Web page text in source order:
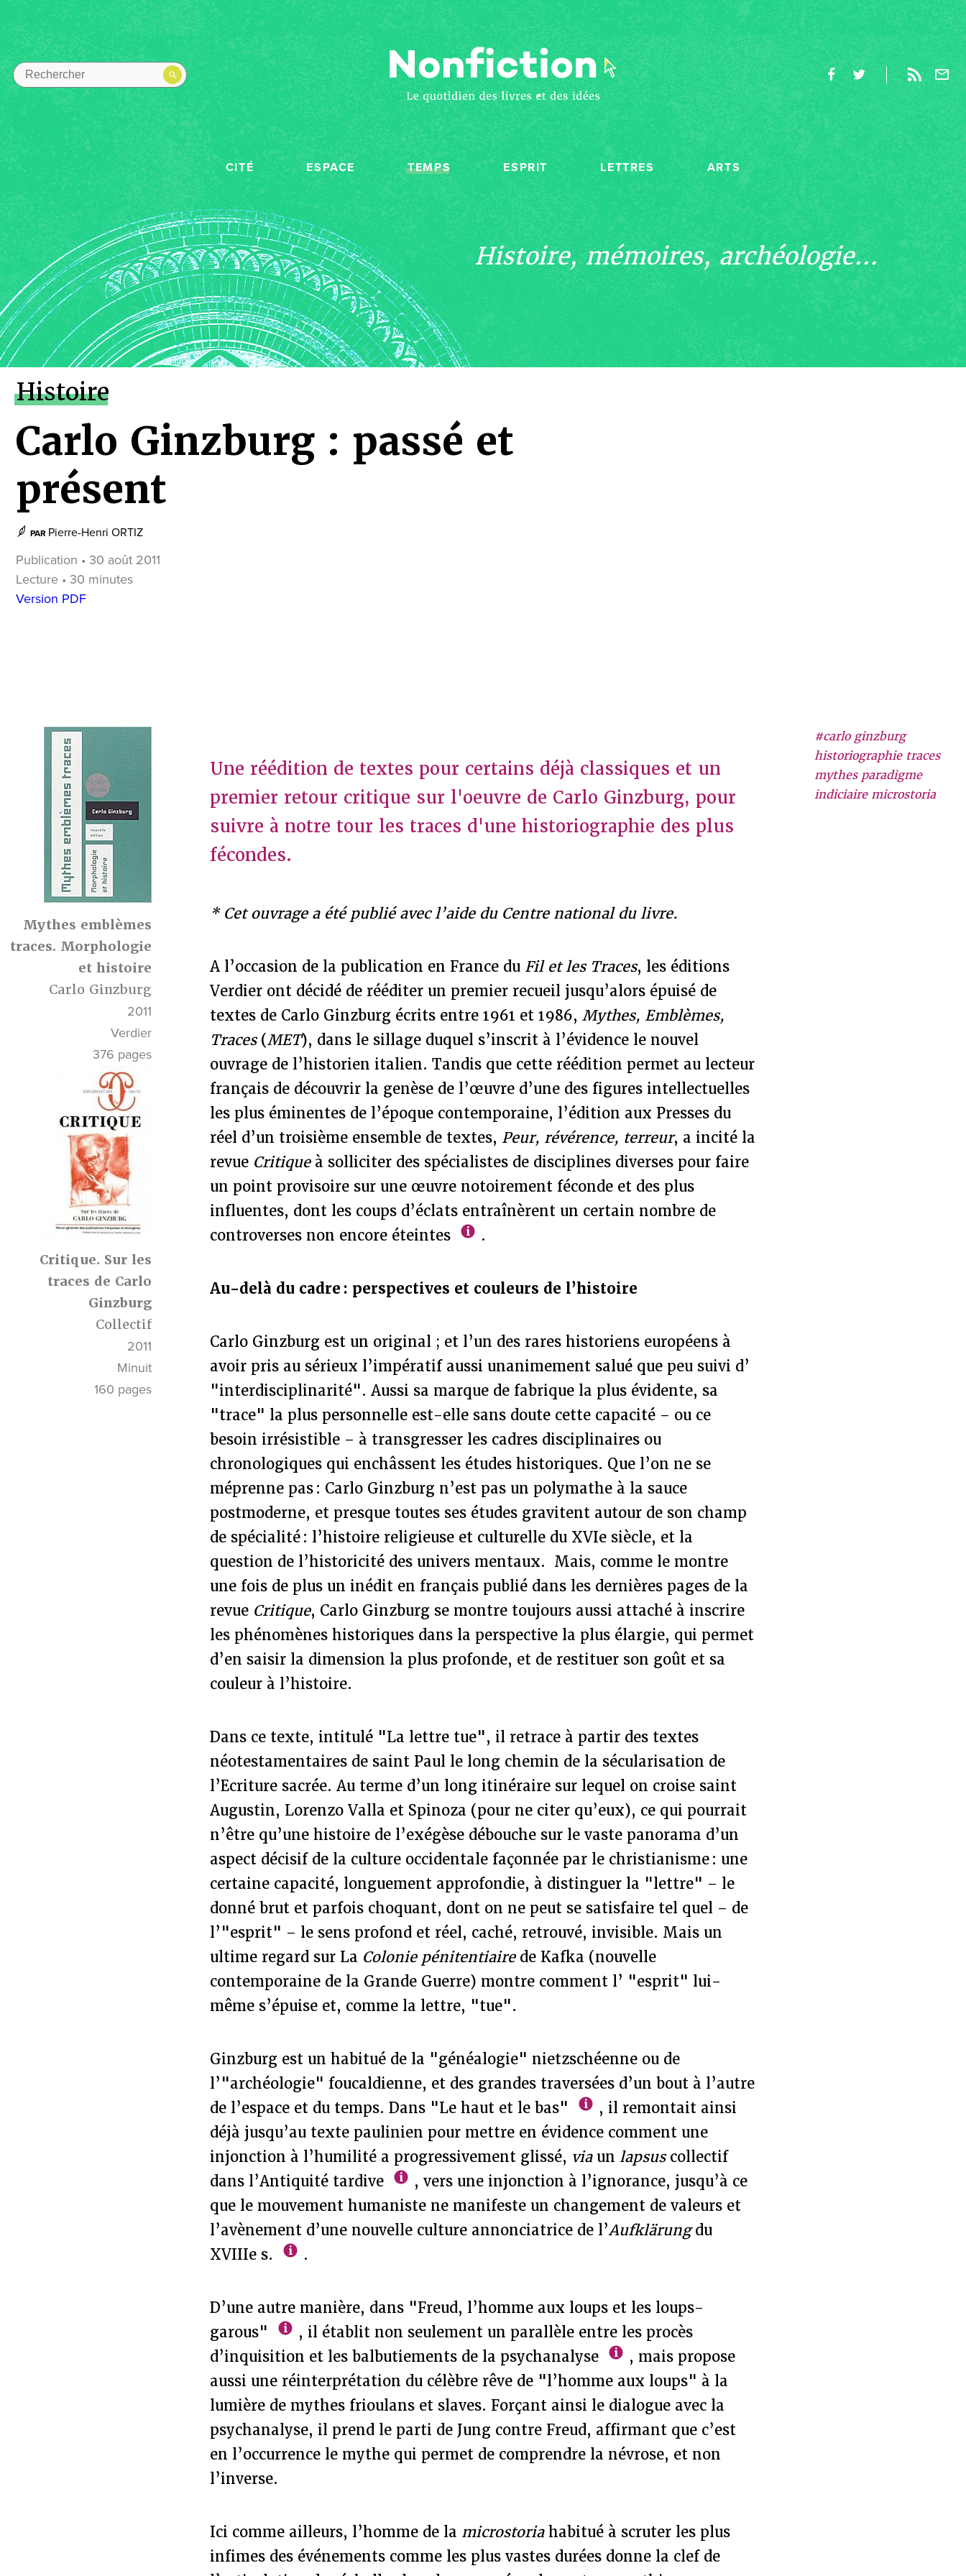
CITÉ ESPACE TEMPS ESPRIT LETTRES ARTS
Histoire, mémoires, archéologie...
Histoire
Carlo Ginzburg : passé et
présent
PAR Pierre-Henri ORTIZ
Publication • 30 août 2011
Lecture • 30 minutes
Version PDF
Mythes emblèmes
traces. Morphologie
et histoire
Carlo Ginzburg
2011
Verdier
376 pages
Critique. Sur les
traces de Carlo
Ginzburg
Collectif
2011
Minuit
160 pages
#carlo ginzburg
historiographie traces
mythes paradigme
indiciaire microstoria
Une réédition de textes pour certains déjà classiques et un
premier retour critique sur l'oeuvre de Carlo Ginzburg, pour
suivre à notre tour les traces d'une historiographie des plus
fécondes.
* Cet ouvrage a été publié avec l’aide du Centre national du livre.
A l’occasion de la publication en France du Fil et les Traces, les éditions
Verdier ont décidé de rééditer un premier recueil jusqu’alors épuisé de
textes de Carlo Ginzburg écrits entre 1961 et 1986,Mythes, Emblèmes,
Traces(MET), dans le sillage duquel s’inscrit à l’évidence le nouvel
ouvrage de l’historien italien. Tandis que cette réédition permet au lecteur
français de découvrir la genèse de l’œuvre d’une des figures intellectuelles
les plus éminentes de l’époque contemporaine, l’édition aux Presses du
réel d’un troisième ensemble de textes, Peur, révérence, terreur, a incité la
revue Critique à solliciter des spécialistes de disciplines diverses pour faire
un point provisoire sur une œuvre notoirement féconde et des plus
influentes, dont les coups d’éclats entraînèrent un certain nombre de
controverses non encore éteintes
.
Au-delà du cadre : perspectives et couleurs de l’histoire
Carlo Ginzburg est un original ; et l’un des rares historiens européens à
avoir pris au sérieux l’impératif aussi unanimement salué que peu suivi d’
"interdisciplinarité". Aussi sa marque de fabrique la plus évidente, sa
"trace" la plus personnelle est-elle sans doute cette capacité – ou ce
besoin irrésistible – à transgresser les cadres disciplinaires ou
chronologiques qui enchâssent les études historiques. Que l’on ne se
méprenne pas : Carlo Ginzburg n’est pas un polymathe à la sauce
postmoderne, et presque toutes ses études gravitent autour de son champ
de spécialité : l’histoire religieuse et culturelle du XVIe siècle, et la
question de l’historicité des univers mentaux. Mais, comme le montre
une fois de plus un inédit en français publié dans les dernières pages de la
revue Critique, Carlo Ginzburg se montre toujours aussi attaché à inscrire
les phénomènes historiques dans la perspective la plus élargie, qui permet
d’en saisir la dimension la plus profonde, et de restituer son goût et sa
couleur à l’histoire.
Dans ce texte, intitulé "La lettre tue", il retrace à partir des textes
néotestamentaires de saint Paul le long chemin de la sécularisation de
l’Ecriture sacrée. Au terme d’un long itinéraire sur lequel on croise saint
Augustin, Lorenzo Valla et Spinoza (pour ne citer qu’eux), ce qui pourrait
n’être qu’une histoire de l’exégèse débouche sur le vaste panorama d’un
aspect décisif de la culture occidentale façonnée par le christianisme : une
certaine capacité, longuement approfondie, à distinguer la "lettre" – le
donné brut et parfois choquant, dont on ne peut se satisfaire tel quel – de
l’"esprit" – le sens profond et réel, caché, retrouvé, invisible. Mais un
ultime regard sur La Colonie pénitentiairede Kafka (nouvelle
contemporaine de la Grande Guerre) montre comment l’ "esprit" lui-
même s’épuise et, comme la lettre, "tue".
Ginzburg est un habitué de la "généalogie" nietzschéenne ou de
l’"archéologie" foucaldienne, et des grandes traversées d’un bout à l’autre
de l’espace et du temps. Dans "Le haut et le bas"
, il remontait ainsi
déjà jusqu’au texte paulinien pour mettre en évidence comment une
injonction à l’humilité a progressivement glissé, via unlapsuscollectif
dans l’Antiquité tardive
, vers une injonction à l’ignorance, jusqu’à ce
que le mouvement humaniste ne manifeste un changement de valeurs et
l’avènement d’une nouvelle culture annonciatrice de l’Aufklärungdu
XVIIIe s.
.
D’une autre manière, dans "Freud, l’homme aux loups et les loups-
garous"
, il établit non seulement un parallèle entre les procès
d’inquisition et les balbutiements de la psychanalyse
, mais propose
aussi une réinterprétation du célèbre rêve de "l’homme aux loups" à la
lumière de mythes frioulans et slaves. Forçant ainsi le dialogue avec la
psychanalyse, il prend le parti de Jung contre Freud, affirmant que c’est
en l’occurrence le mythe qui permet de comprendre la névrose, et non
l’inverse.
Ici comme ailleurs, l’homme de la microstoriahabitué à scruter les plus
infimes des événements comme les plus vastes durées donne la clef de